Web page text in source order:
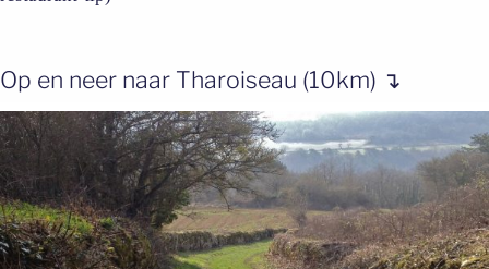
Op en neer naar Tharoiseau (10km) ↴